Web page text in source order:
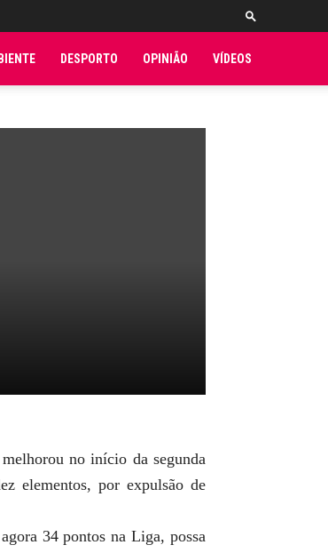
DESPORTO OPINIÃO VÍDEOS
no início da segunda
elementos, por expulsão de
34 pontos na Liga, possa